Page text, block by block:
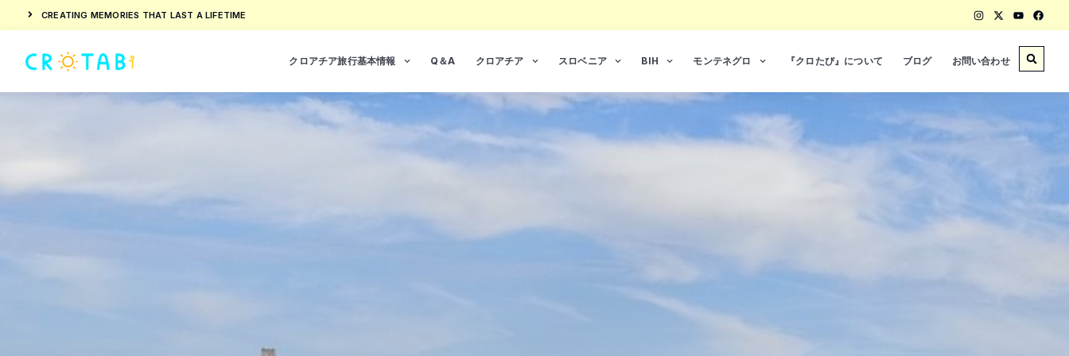
CREATING MEMORIES THAT LAST A LIFETIME
クロアチア旅行基本情報 Q＆A クロアチア スロベニア BIH モンテネグロ 『クロたび』について ブログ お問い合わせ